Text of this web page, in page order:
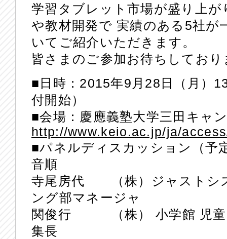
学習タブレット市場が盛り上
や教材開発で 実績のある5社が
いてご紹介いただきます。
皆さまのご参加お待ちしており
■日時：2015年9月28日（月）
付開始）
■会場：慶應義塾大学三田キャ
http://www.keio.ac.jp/ja/
■パネルディスカッション（予
音順
寺尾房代 （株）ジャストシ
ング部マネージャ
関俊行 （株） 小学館 児童
集長